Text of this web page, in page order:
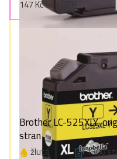
147 Kč bez DPH
Brother LC-525XLY,
stran
žlutá 1300